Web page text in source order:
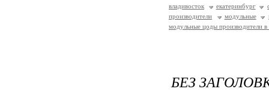
владивосток
екатеринбург
производители
модульные
модульные цоды производители в
БЕЗ